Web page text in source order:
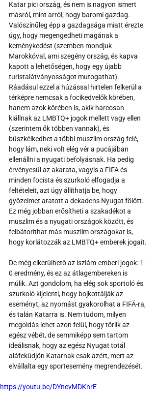
Katar pici ország, és nem is nagyon ismert
másról, mint arról, hogy baromi gazdag.
Valószínűleg épp a gazdagsága miatt érezte
úgy, hogy megengedheti magának a
keménykedést (szemben mondjuk
Marokkóval, ami szegény ország, és kapva
kapott a lehetőségen, hogy egy újabb
turistalátványosságot mutogathat).
Ráadásul ezzel a húzással hirtelen felkerül a
térképre nemcsak a focikedvelők körében,
hanem azok körében is, akik harcosan
kiállnak az LMBTQ+ jogok mellett vagy ellen
(szerintem ők többen vannak), és
büszkélkedhet a többi muszlim ország felé,
hogy lám, neki volt elég vér a pucájában
ellenállni a nyugati befolyásnak. Ha pedig
érvényesül az akarata, vagyis a FIFA és
minden focista és szurkoló elfogadja a
feltételeit, azt úgy állíthatja be, hogy
győzelmet aratott a dekadens Nyugat fölött.
Ez még jobban erősítheti a szakadékot a
muszlim és a nyugati országok között, és
felbátoríthat más muszlim országokat is,
hogy korlátozzák az LMBTQ+ emberek jogait.
De még elkerülhető az iszlám-emberi jogok: 1-
0 eredmény, és ez az átlagembereken is
múlik. Azt gondolom, ha elég sok sportoló és
szurkoló kijelenti, hogy bojkottálják az
eseményt, az nyomást gyakorolhat a FIFÁ-ra,
és talán Katarra is. Nem tudom, milyen
megoldás lehet azon felül, hogy törlik az
egész vébét, de semmiképp sem tartom
ideálisnak, hogy az egész Nyugat totál
aláfeküdjön Katarnak csak azért, mert az
elvállalta egy sportesemény megrendezését.
https://youtu.be/DYncvMDKnrE